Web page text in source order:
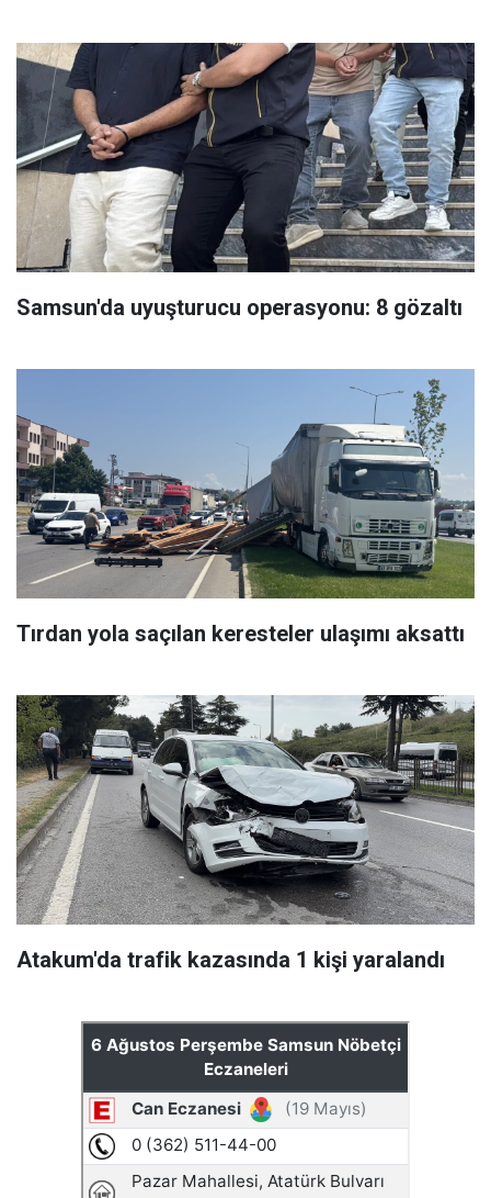
Samsun'da uyuşturucu operasyonu: 8 gözaltı
Tırdan yola saçılan keresteler ulaşımı aksattı
Atakum'da trafik kazasında 1 kişi yaralandı